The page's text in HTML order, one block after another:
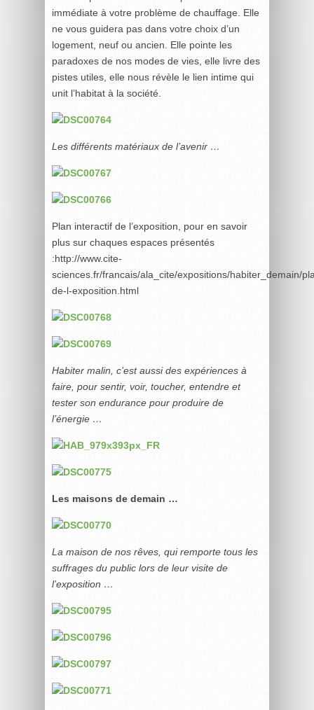
immédiate à votre problème de chauffage. Elle
ne vous guidera pas dans votre choix d’un
logement, neuf ou ancien. Elle pointe les
paradoxes de nos modes de vies, elle livre des
pistes utiles, elle nous révèle le lien intime qui
unit l’habitat à la société.
Les différents matériaux de l’avenir …
Plan interactif de l’exposition, pour en savoir
plus sur chaques espaces présentés
:http://www.cite-
sciences.fr/francais/ala_cite/expositions/habiter_demain/
de-l-exposition.html
Habiter malin, c’est aussi des expériences à
faire, pour sentir, voir, toucher, entendre et
tester son endurance pour produire de
l’énergie …
Les maisons de demain …
La maison de nos rêves, qui remporte tous les
suffrages du public lors de leur visite de
l’exposition …